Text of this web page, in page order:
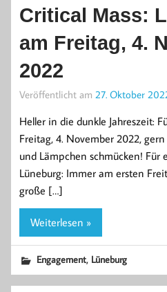
Critical Mass:
am Freitag, 4.
2022
Veröffentlicht am 27. Oktober
Heller in die dunkle Jahreszeit:
Freitag, 4. November 2022,
und Lämpchen schmücken! Für
Lüneburg: Immer am ersten
große […]
Weiterlesen »
Engagement, Lüneburg